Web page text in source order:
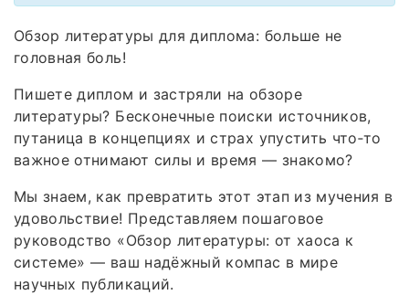
Обзор литературы для диплома: больше не
головная боль!
Пишете диплом и застряли на обзоре
литературы? Бесконечные поиски источников,
путаница в концепциях и страх упустить что‑то
важное отнимают силы и время — знакомо?
Мы знаем, как превратить этот этап из мучения в
удовольствие! Представляем пошаговое
руководство «Обзор литературы: от хаоса к
системе» — ваш надёжный компас в мире
научных публикаций.